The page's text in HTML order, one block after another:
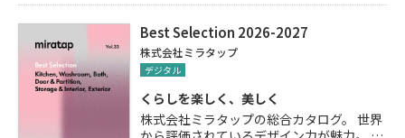
Best Selection 2026-2027
株式会社ミラタップ
デジタル
くらしを楽しく、美しく
株式会社ミラタップの総合カタログ。 世界